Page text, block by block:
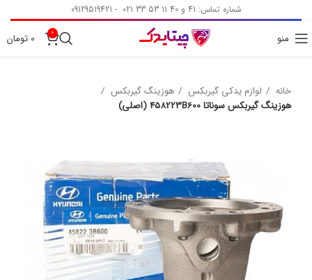
شماره تماس: 41 و 40 11 53 33 021 - 09129519421
منو 0
0 تومان
خانه لوازم یدکی گیربکس
هوزینگ گیربکس
هوزینگ گیربکس سوناتا 458223B600 (اصلی)